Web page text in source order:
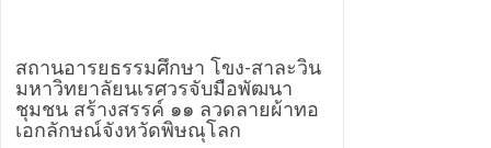
สถานอารยธรรมศึกษา โขง-สาละวิน
มหาวิทยาลัยนเรศวรจับมือพัฒนา
ชุมชน สร้างสรรค์ ๑๑ ลวดลายผ้าทอ
เอกลักษณ์จังหวัดพิษณุโลก